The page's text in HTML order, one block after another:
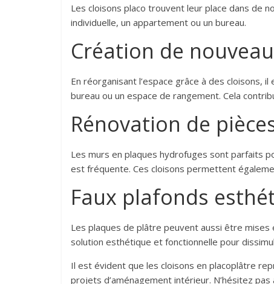
Les cloisons placo trouvent leur place dans de
individuelle, un appartement ou un bureau.
Création de
En réorganisant l’espace grâce à des cloisons,
bureau ou un espace de rangement. Cela
Rénovation de
Les murs en plaques hydrofuges sont parfaits
est fréquente. Ces cloisons permettent
Faux plafonds
Les plaques de plâtre peuvent aussi être
solution esthétique et fonctionnelle pour
Il est évident que les cloisons en placoplâtre
projets d’aménagement intérieur. N’hésitez